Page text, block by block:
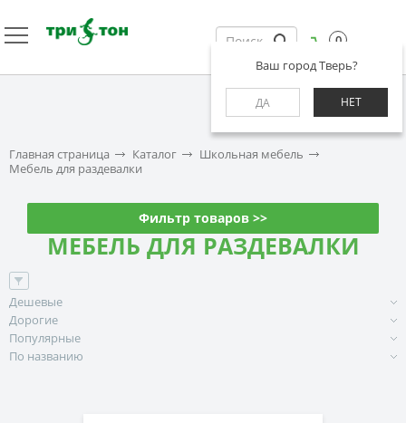
Ваш город Тверь?
ДА НЕТ
0
Главная страница Каталог
Школьная мебель
Мебель для раздевалки
Фильтр товаров >>
МЕБЕЛЬ ДЛЯ РАЗДЕВАЛКИ
Дешевые
Дорогие
Популярные
По названию